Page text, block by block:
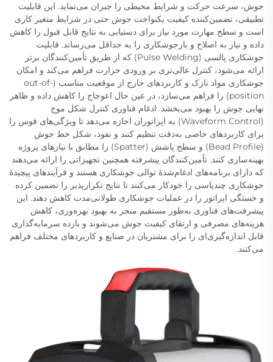
جوش، سرعت حرکت و شرایط محیطی را جبران می‌نماید. این قابلیت
تطبیقی، تضمین‌کننده کیفیت یکنواخت جوش حتی در شرایط متغیر کاری
است و سطح مهارت مورد نیاز برای دستیابی به نتایج قابل قبول را کاهش
داده و نیاز به اصلاح و بازجوشکاری را به حداقل می‌رساند. قابلیت
جوشکاری پالسی (Pulse Welding) که از طریق تأمین‌کنندگان برتر
ارائه می‌شود، کنترل عالی‌تری بر ورودی حرارت فراهم می‌کند و امکان
جوشکاری مواد نازک و کاربردهای خارج از موقعیت مناسب (out-of-
position) را فراهم می‌سازد، در عین حال اعوجاج را کاهش داده و ظاهر
نهایی جوش را بهبود می‌بخشد. ادغام فناوری کنترل شکل موج
(Waveform Control) به اپراتوران اجازه می‌دهد تا ویژگی‌های قوس را
برای کاربردهای خاصی به‌دقت تنظیم کنند و نفوذ، شکل خط جوش
(Bead Profile) و سطح پاشش (Spatter) را مطابق با نیازهای پروژه
بهینه‌سازی کنند. تأمین‌کنندگان پیشرفته همچنین تجهیزاتی را ارائه می‌دهند
که دارای برنامه‌های ادغام‌شدهٔ توالی جوشکاری هستند و فرآیندهای پیچیدهٔ
جوشکاری چندپاسی را خودکار می‌کنند تا نتایج تکرارپذیر را تضمین کرده
و خستگی اپراتور را در عملیات جوشکاری طولانی‌مدت کاهش دهند. این
پیشرفت‌های فناوری به‌طور مستقیم منجر به بهبود بهره‌وری، کاهش
هزینه‌های مصرفی و ارتقای کیفیت جوش می‌شوند و بازده سرمایه‌گذاری
قابل اندازه‌گیری‌ای را برای مشتریان در صنایع و کاربردهای مختلف فراهم
می‌کنند.